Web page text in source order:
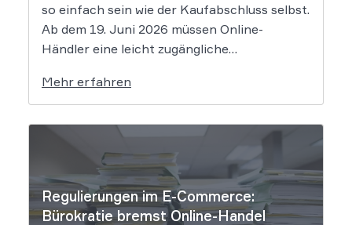
so einfach sein wie der Kaufabschluss selbst.
Ab dem 19. Juni 2026 müssen Online-
Händler eine leicht zugängliche
sogenannten Widerrufsbutton. Wir erklären,
was Shop-Betreiber jetzt umsetzen müssen,
um Abmahnungen zu vermeiden. Bisher
Widerrufsbelehrung über […]
Mehr erfahren
Regulierungen im E-Commerce:
Bürokratie bremst Online-Handel